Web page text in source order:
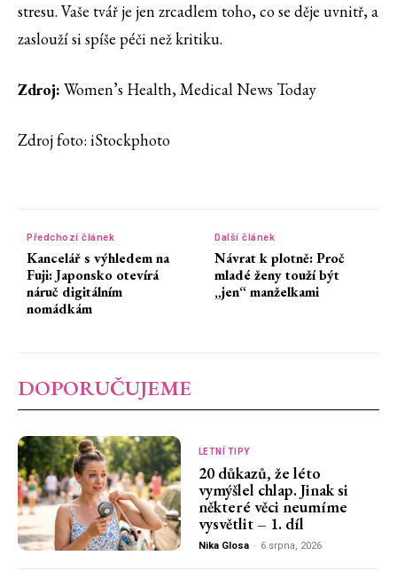
stresu. Vaše tvář je jen zrcadlem toho, co se děje uvnitř, a
zaslouží si spíše péči než kritiku.
Zdroj: Women’s Health, Medical News Today
Zdroj foto: iStockphoto
Předchozí článek
Kancelář s výhledem na
Fuji: Japonsko otevírá
náruč digitálním
nomádkám
Další článek
Návrat k plotně: Proč
mladé ženy touží být
„jen“ manželkami
DOPORUČUJEME
LETNÍ TIPY
20 důkazů, že léto
vymýšlel chlap. Jinak si
některé věci neumíme
vysvětlit – 1. díl
Nika Glosa - 6 srpna, 2026